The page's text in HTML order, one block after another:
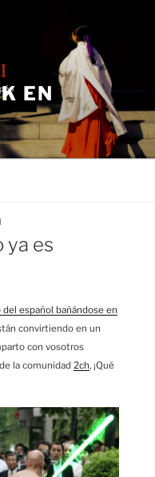
EN
ya es
del español bañándose en
convirtiendo en un
con vosotros
la comunidad 2ch, ¡Qué